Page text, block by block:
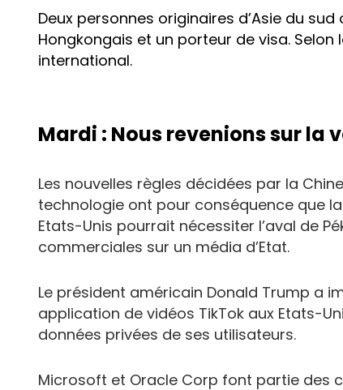
Deux personnes originaires d’Asie du
Hongkongais et un porteur de visa.
international.
Mardi : Nous revenions sur la
Les nouvelles règles décidées par la
technologie ont pour conséquence que
Etats-Unis pourrait nécessiter l’aval de
commerciales sur un média d’Etat.
Le président américain Donald Trump a
application de vidéos TikTok aux Etats-
données privées de ses utilisateurs.
Microsoft et Oracle Corp font partie des